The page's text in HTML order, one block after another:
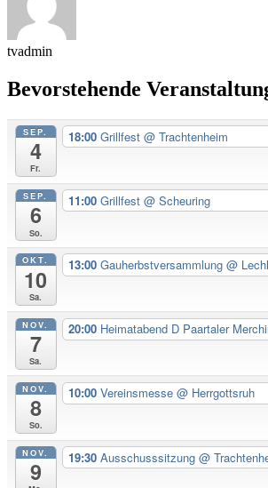
tvadmin
Bevorstehende
SEP.
4
Fr.
18:00 Grillfest @ Trachtenheim
SEP.
6
So.
11:00 Grillfest @ Scheuring
OKT.
10
Sa.
13:00 Gauherbstversammlung @
NOV.
7
Sa.
20:00 Heimatabend D Paartaler
NOV.
8
So.
10:00 Vereinsmesse @ Herrgottsruh
NOV.
9
19:30 Ausschusssitzung @